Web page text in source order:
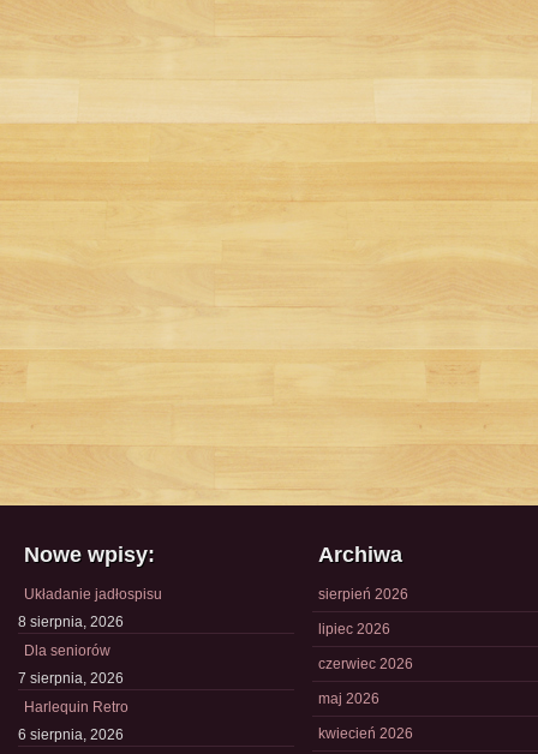
Nowe wpisy:
Układanie jadłospisu
8 sierpnia, 2026
Dla seniorów
7 sierpnia, 2026
Harlequin Retro
6 sierpnia, 2026
Archiwa
sierpień 2026
lipiec 2026
czerwiec 2026
maj 2026
kwiecień 2026